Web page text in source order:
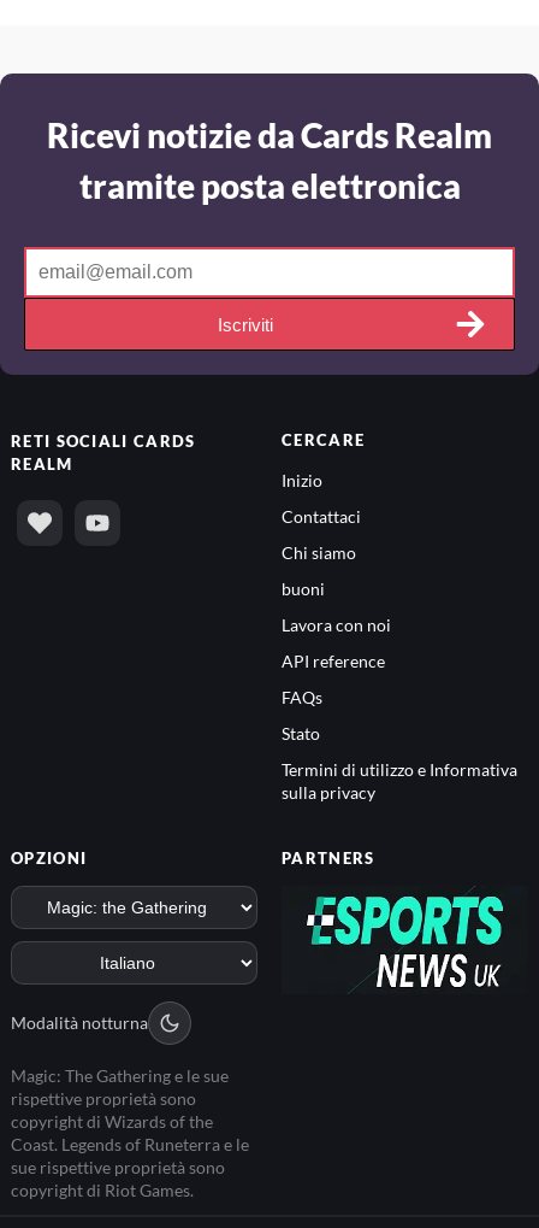
Ricevi notizie da Cards Realm
tramite posta elettronica
Iscriviti
RETI SOCIALICARDS
REALM
CERCARE
Inizio
Contattaci
Chi siamo
buoni
Lavora con noi
API reference
FAQs
Stato
Termini di utilizzo e Informativa
sulla privacy
OPZIONI
Modalità notturna
Magic: The Gathering e le sue
rispettive proprietà sono
copyright di Wizards of the
Coast. Legends of Runeterra e le
sue rispettive proprietà sono
copyright di Riot Games.
PARTNERS